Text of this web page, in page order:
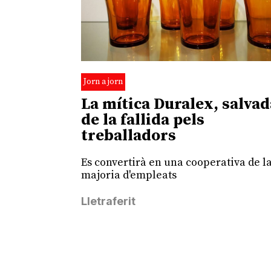
Jorn a jorn
La mítica Duralex,
de la fallida pels
treballadors
Es convertirà en una cooperativa de
majoria d'empleats
Lletraferit